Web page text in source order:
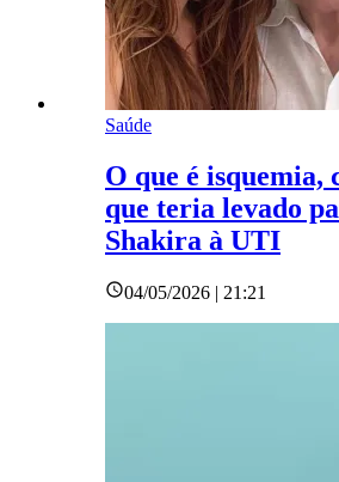
Saúde
O que é isquemia,
que teria levado
Shakira à UTI
04/05/2026 | 21:21